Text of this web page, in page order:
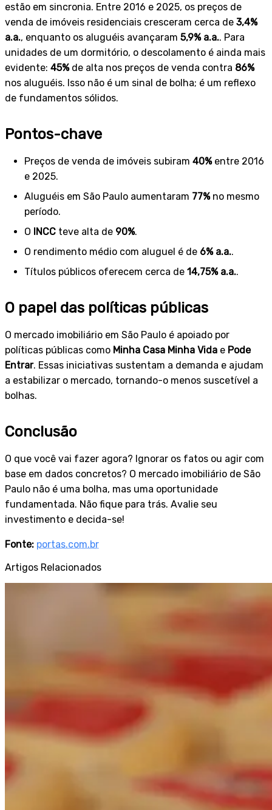
estão em sincronia. Entre 2016 e 2025, os preços de
venda de imóveis residenciais cresceram cerca de 3,4%
a.a., enquanto os aluguéis avançaram 5,9% a.a.. Para
unidades de um dormitório, o descolamento é ainda mais
evidente: 45%de alta nos preços de venda contra 86%
nos aluguéis. Isso não é um sinal de bolha; é um reflexo
de fundamentos sólidos.
Pontos-chave
Preços de venda de imóveis subiram 40%entre 2016
e 2025.
Aluguéis em São Paulo aumentaram 77%no mesmo
período.
O INCC teve alta de 90%.
O rendimento médio com aluguel é de 6% a.a..
Títulos públicos oferecem cerca de 14,75% a.a..
O papel das políticas públicas
O mercado imobiliário em São Paulo é apoiado por
políticas públicas como Minha Casa Minha Vida e Pode
Entrar. Essas iniciativas sustentam a demanda e ajudam
a estabilizar o mercado, tornando-o menos suscetível a
bolhas.
Conclusão
O que você vai fazer agora? Ignorar os fatos ou agir com
base em dados concretos? O mercado imobiliário de São
Paulo não é uma bolha, mas uma oportunidade
fundamentada. Não fique para trás. Avalie seu
investimento e decida-se!
Fonte: portas.com.br
Artigos Relacionados